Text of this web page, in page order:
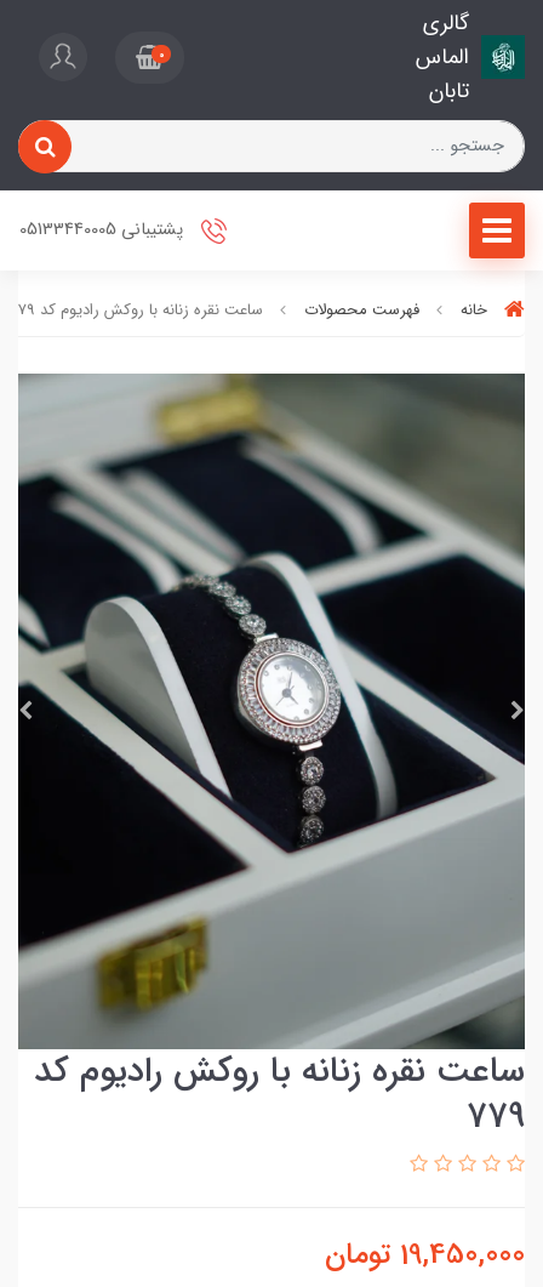
گالری
الماس
تابان
0
پشتیبانی 05133440005
خانه فهرست محصولات ساعت نقره زنانه با روکش رادیوم کد 779
ساعت نقره زنانه با روکش رادیوم کد
779
19,450,000 تومان